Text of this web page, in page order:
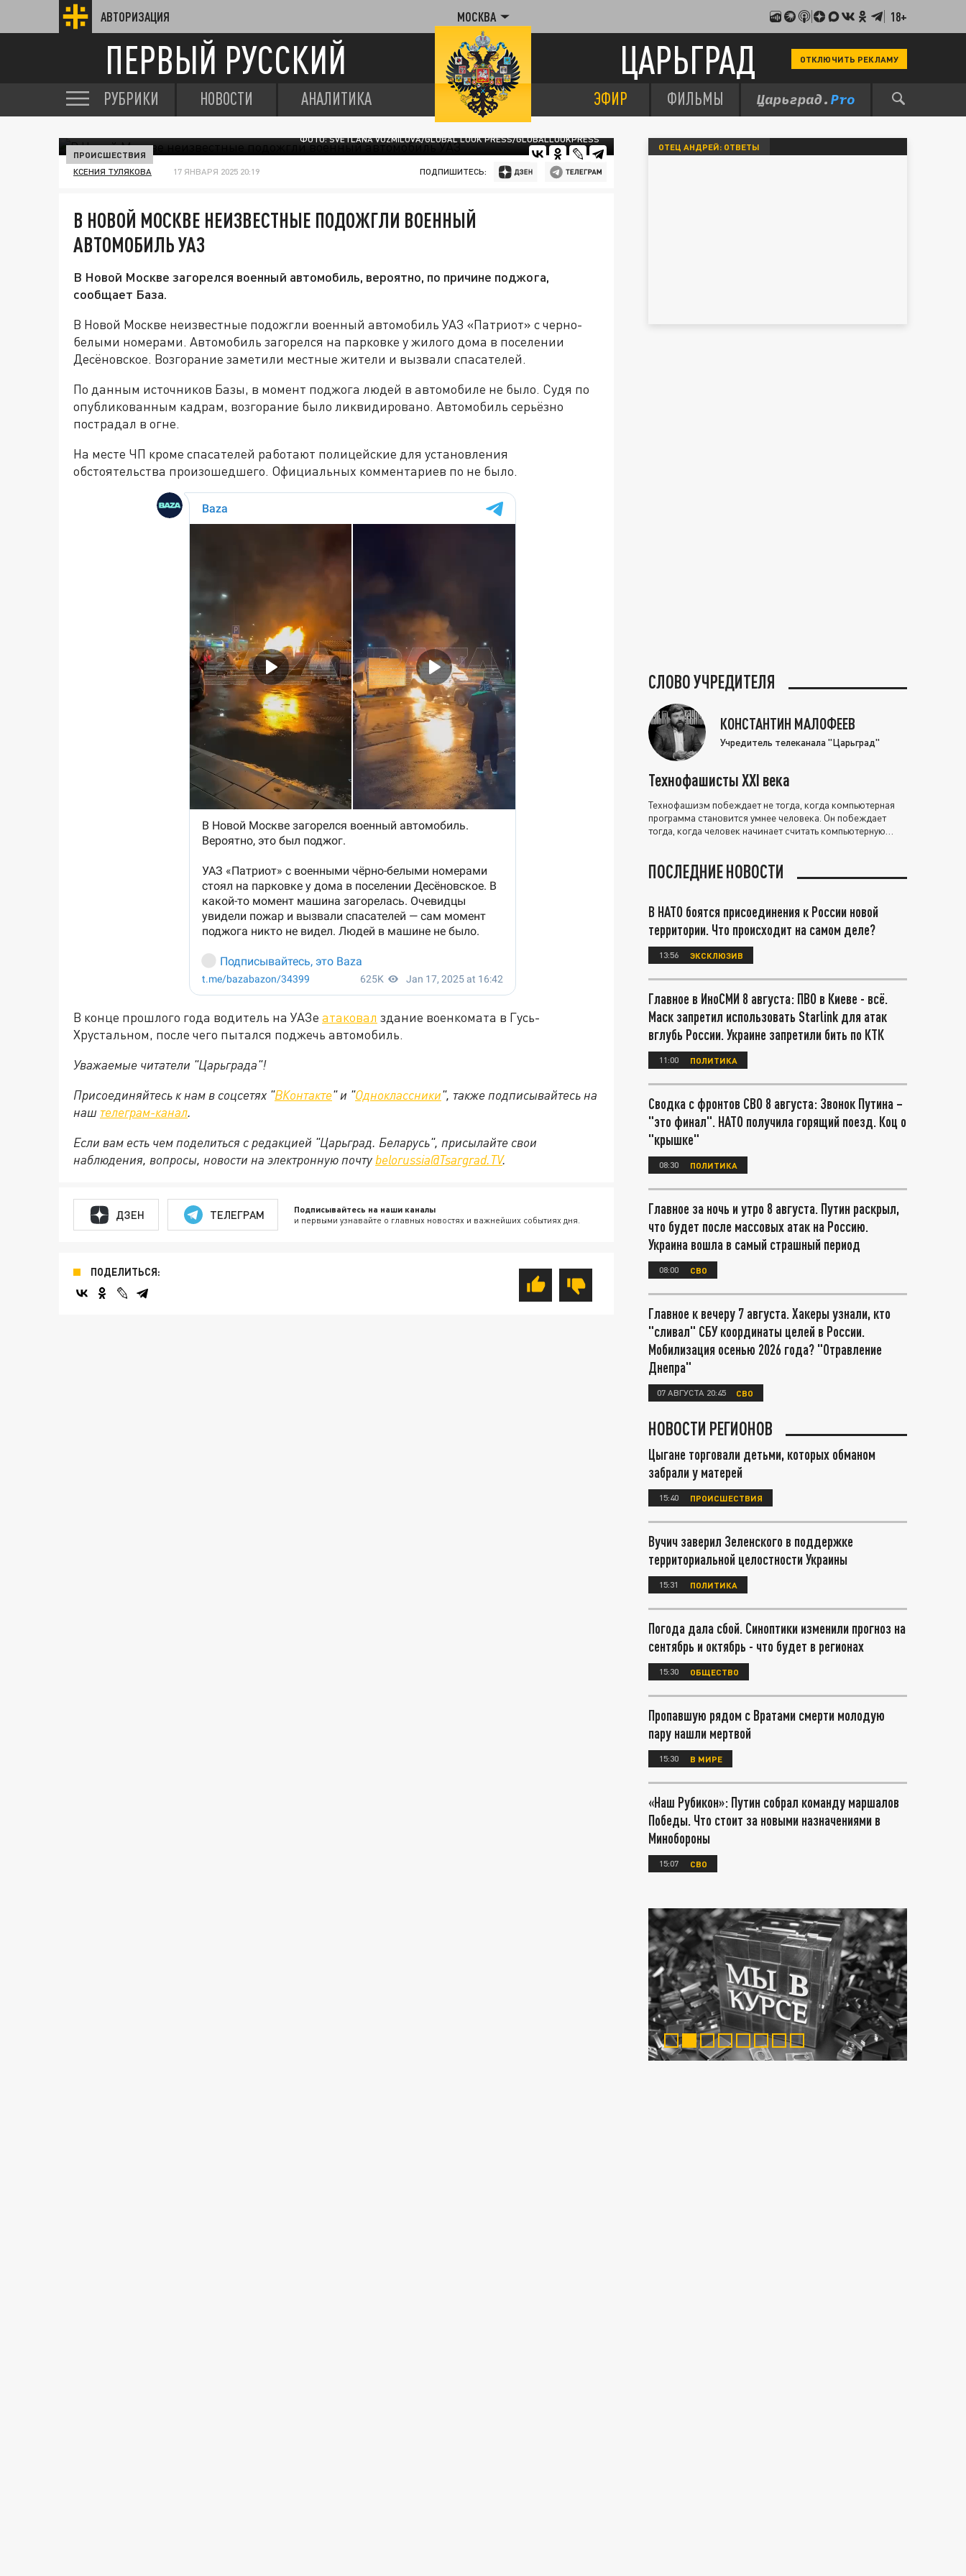
АВТОРИЗАЦИЯ МОСКВА 18+
ПЕРВЫЙ РУССКИЙ ЦАРЬГРАД ОТКЛЮЧИТЬ РЕКЛАМУ
РУБРИКИ НОВОСТИ АНАЛИТИКА ЭФИР ФИЛЬМЫ
ФОТО: SVETLANA VOZMILOVA/GLOBAL LOOK PRESS/GLOBALLOOKPRESS
ПРОИСШЕСТВИЯ
КСЕНИЯ ТУЛЯКОВА 17 ЯНВАРЯ 2025 20:19 ПОДПИШИТЕСЬ:
В НОВОЙ МОСКВЕ НЕИЗВЕСТНЫЕ ПОДОЖГЛИ ВОЕННЫЙ
АВТОМОБИЛЬ УАЗ
В Новой Москве загорелся военный автомобиль, вероятно, по причине поджога,
сообщает База.
В Новой Москве неизвестные подожгли военный автомобиль УАЗ «Патриот» с черно-
белыми номерами. Автомобиль загорелся на парковке у жилого дома в поселении
Десёновское. Возгорание заметили местные жители и вызвали спасателей.
По данным источников Базы, в момент поджога людей в автомобиле не было. Судя по
опубликованным кадрам, возгорание было ликвидировано. Автомобиль серьёзно
пострадал в огне.
На месте ЧП кроме спасателей работают полицейские для установления
обстоятельства произошедшего. Официальных комментариев по не было.
В конце прошлого года водитель на УАЗе атаковал здание военкомата в Гусь-
Хрустальном, после чего пытался поджечь автомобиль.
Уважаемые читатели "Царьграда"!
Присоединяйтесь к нам в соцсетях "ВКонтакте" и "Одноклассники", также подписывайтесь на
наш телеграм-канал.
Если вам есть чем поделиться с редакцией "Царьград. Беларусь", присылайте свои
наблюдения, вопросы, новости на электронную почту belorussia@Tsargrad.TV.
ДЗЕН ТЕЛЕГРАМ Подписывайтесь на наши каналы
и первыми узнавайте о главных новостях и важнейших событиях дня.
ПОДЕЛИТЬСЯ:
ОТЕЦ АНДРЕЙ: ОТВЕТЫ
СЛОВО УЧРЕДИТЕЛЯ
КОНСТАНТИН МАЛОФЕЕВ
Учредитель телеканала "Царьград"
Технофашисты XXI века
Технофашизм побеждает не тогда, когда компьютерная
программа становится умнее человека. Он побеждает
тогда, когда человек начинает считать компьютерную
ПОСЛЕДНИЕ НОВОСТИ
В НАТО боятся присоединения к России новой
территории. Что происходит на самом деле?
13:56 ЭКСКЛЮЗИВ
Главное в ИноСМИ 8 августа: ПВО в Киеве - всё.
Маск запретил использовать Starlink для атак
вглубь России. Украине запретили бить по КТК
11:00 ПОЛИТИКА
Сводка с фронтов СВО 8 августа: Звонок Путина –
"это финал". НАТО получила горящий поезд. Коц о
"крышке"
08:30 ПОЛИТИКА
Главное за ночь и утро 8 августа. Путин раскрыл,
что будет после массовых атак на Россию.
Украина вошла в самый страшный период
08:00 СВО
Главное к вечеру 7 августа. Хакеры узнали, кто
"сливал" СБУ координаты целей в России.
Мобилизация осенью 2026 года? "Отравление
Днепра"
07 АВГУСТА 20:45 СВО
НОВОСТИ РЕГИОНОВ
Цыгане торговали детьми, которых обманом
забрали у матерей
15:40 ПРОИСШЕСТВИЯ
Вучич заверил Зеленского в поддержке
территориальной целостности Украины
15:31 ПОЛИТИКА
Погода дала сбой. Синоптики изменили прогноз на
сентябрь и октябрь - что будет в регионах
15:30 ОБЩЕСТВО
Пропавшую рядом с Вратами смерти молодую
пару нашли мертвой
15:30 В МИРЕ
«Наш Рубикон»: Путин собрал команду маршалов
Победы. Что стоит за новыми назначениями в
Минобороны
15:07 СВО